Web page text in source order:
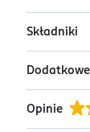
Eyeliner
szybko
godzinna
Składniki
Ingredients:
GLYCOL,
Opinie